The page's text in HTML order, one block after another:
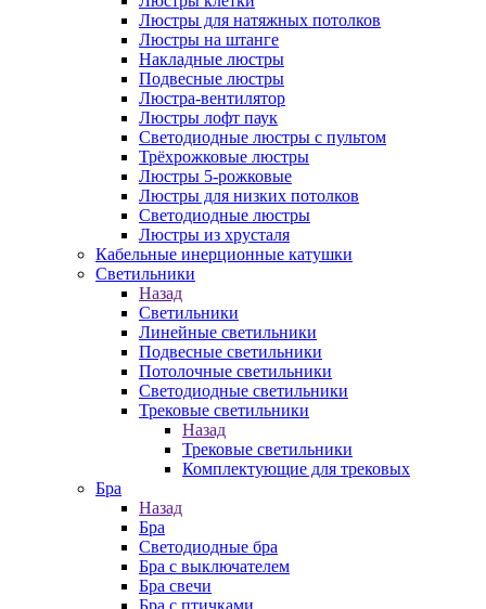
Люстры для натяжных потолков
Люстры на штанге
Накладные люстры
Подвесные люстры
Люстра-вентилятор
Люстры лофт паук
Светодиодные люстры с пультом
Трёхрожковые люстры
Люстры 5-рожковые
Люстры для низких потолков
Cветодиодные люстры
Люстры из хрусталя
Кабельные инерционные катушки
Светильники
Назад
Светильники
Линейные светильники
Подвесные светильники
Потолочные светильники
Светодиодные светильники
Трековые светильники
Назад
Трековые светильники
Комплектующие для трековых
Бра
Назад
Бра
Светодиодные бра
Бра с выключателем
Бра свечи
Бра с птичками